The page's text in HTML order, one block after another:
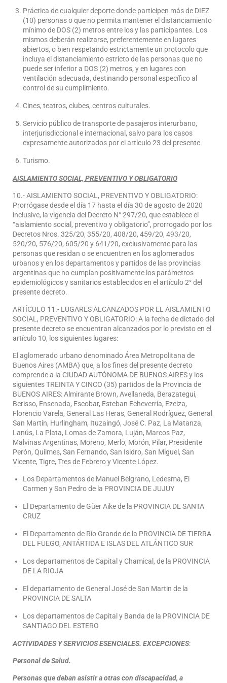
Práctica de cualquier deporte donde participen más de DIEZ
(10) personas o que no permita mantener el distanciamiento
mínimo de DOS (2) metros entre los y las participantes. Los
mismos deberán realizarse, preferentemente en lugares
abiertos, o bien respetando estrictamente un protocolo que
incluya el distanciamiento estricto de las personas que no
puede ser inferior a DOS (2) metros, y en lugares con
ventilación adecuada, destinando personal específico al
control de su cumplimiento.
Cines, teatros, clubes, centros culturales.
Servicio público de transporte de pasajeros interurbano,
interjurisdiccional e internacional, salvo para los casos
expresamente autorizados por el artículo 23 del presente.
Turismo.
AISLAMIENTO SOCIAL, PREVENTIVO Y OBLIGATORIO
10.- AISLAMIENTO SOCIAL, PREVENTIVO Y OBLIGATORIO:
Prorrógase desde el día 17 hasta el día 30 de agosto de 2020
inclusive, la vigencia del Decreto N° 297/20, que establece el
“aislamiento social, preventivo y obligatorio”, prorrogado por los
Decretos Nros. 325/20, 355/20, 408/20, 459/20, 493/20,
520/20, 576/20, 605/20 y 641/20, exclusivamente para las
personas que residan o se encuentren en los aglomerados
urbanos y en los departamentos y partidos de las provincias
argentinas que no cumplan positivamente los parámetros
epidemiológicos y sanitarios establecidos en el artículo 2° del
presente decreto.
ARTÍCULO 11.- LUGARES ALCANZADOS POR EL AISLAMIENTO
SOCIAL, PREVENTIVO Y OBLIGATORIO: A la fecha de dictado del
presente decreto se encuentran alcanzados por lo previsto en el
artículo 10, los siguientes lugares:
El aglomerado urbano denominado Área Metropolitana de
Buenos Aires (AMBA) que, a los fines del presente decreto
comprende a la CIUDAD AUTÓNOMA DE BUENOS AIRES y los
siguientes TREINTA Y CINCO (35) partidos de la Provincia de
BUENOS AIRES: Almirante Brown, Avellaneda, Berazategui,
Berisso, Ensenada, Escobar, Esteban Echeverría, Ezeiza,
Florencio Varela, General Las Heras, General Rodríguez, General
San Martín, Hurlingham, Ituzaingó, José C. Paz, La Matanza,
Lanús, La Plata, Lomas de Zamora, Luján, Marcos Paz,
Malvinas Argentinas, Moreno, Merlo, Morón, Pilar, Presidente
Perón, Quilmes, San Fernando, San Isidro, San Miguel, San
Vicente, Tigre, Tres de Febrero y Vicente López.
Los Departamentos de Manuel Belgrano, Ledesma, El
Carmen y San Pedro de la PROVINCIA DE JUJUY
El Departamento de Güer Aike de la PROVINCIA DE SANTA
CRUZ
El Departamento de Río Grande de la PROVINCIA DE TIERRA
DEL FUEGO, ANTÁRTIDA E ISLAS DEL ATLÁNTICO SUR
Los departamentos de Capital y Chamical, de la PROVINCIA
DE LA RIOJA
El departamento de General José de San Martin de la
PROVINCIA DE SALTA
Los departamentos de Capital y Banda de la PROVINCIA DE
SANTIAGO DEL ESTERO
ACTIVIDADES Y SERVICIOS ESENCIALES. EXCEPCIONES:
Personal de Salud.
Personas que deban asistir a otras con discapacidad, a